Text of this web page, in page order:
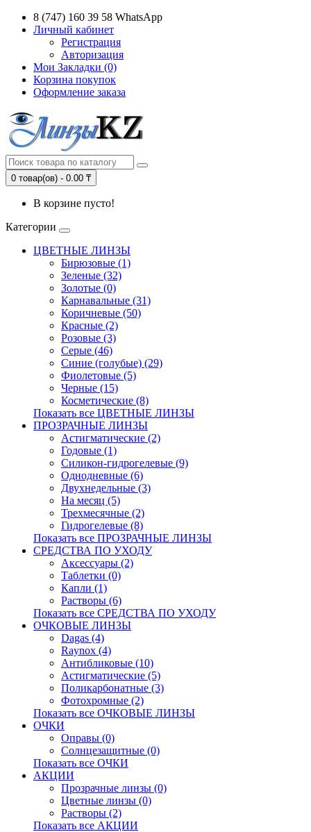
8 (747) 160 39 58 WhatsApp
Личный кабинет
Регистрация
Авторизация
Мои Закладки (0)
Корзина покупок
Оформление заказа
0 товар(ов) - 0.00 ₸
В корзине пусто!
Категории
ЦВЕТНЫЕ ЛИНЗЫ
Бирюзовые (1)
Зеленые (32)
Золотые (0)
Карнавальные (31)
Коричневые (50)
Красные (2)
Розовые (3)
Серые (46)
Синие (голубые) (29)
Фиолетовые (5)
Черные (15)
Косметические (8)
Показать все ЦВЕТНЫЕ ЛИНЗЫ
ПРОЗРАЧНЫЕ ЛИНЗЫ
Астигматические (2)
Годовые (1)
Силикон-гидрогелевые (9)
Однодневные (6)
Двухнедельные (3)
На месяц (5)
Трехмесячные (2)
Гидрогелевые (8)
Показать все ПРОЗРАЧНЫЕ ЛИНЗЫ
СРЕДСТВА ПО УХОДУ
Аксессуары (2)
Таблетки (0)
Капли (1)
Растворы (6)
Показать все СРЕДСТВА ПО УХОДУ
ОЧКОВЫЕ ЛИНЗЫ
Dagas (4)
Raynox (4)
Антибликовые (10)
Астигматические (5)
Поликарбонатные (3)
Фотохромные (2)
Показать все ОЧКОВЫЕ ЛИНЗЫ
ОЧКИ
Оправы (0)
Солнцезащитные (0)
Показать все ОЧКИ
АКЦИИ
Прозрачные линзы (0)
Цветные линзы (0)
Растворы (2)
Показать все АКЦИИ